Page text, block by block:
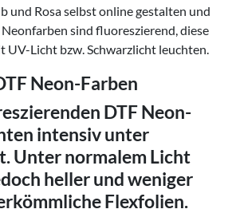
und Rosa selbst online gestalten und
sind fluoreszierend, diese
UV-Licht bzw. Schwarzlicht leuchten.
Neon-Farben
DTF Neon-
intensiv unter
Unter normalem Licht
heller und weniger
Flexfolien.